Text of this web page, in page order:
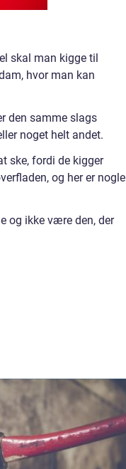
skal man kigge til
hvor man kan
den samme slags
noget helt andet.
ske, fordi de kigger
og her er nogle
og ikke være den, der